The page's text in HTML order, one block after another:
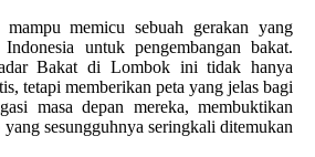
memicu sebuah gerakan yang
untuk pengembangan bakat.
Bakat di Lombok ini tidak hanya
tetapi memberikan peta yang jelas bagi
masa depan mereka, membuktikan
sesungguhnya seringkali ditemukan